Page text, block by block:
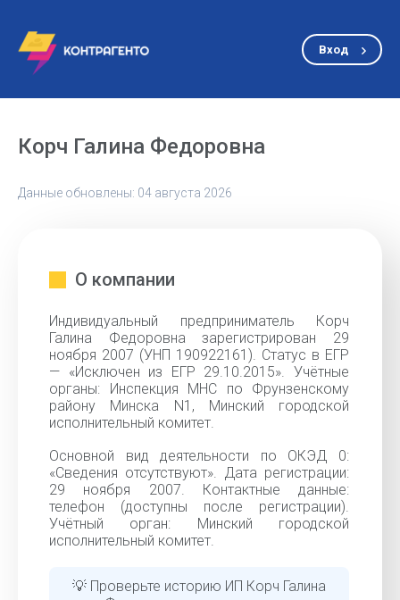
Вход
Корч Галина Федоровна
Данные обновлены: 04 августа 2026
О компании
Индивидуальный предприниматель Корч
Галина Федоровна зарегистрирован 29
ноября 2007 (УНП 190922161). Статус в ЕГР
— «Исключен из ЕГР 29.10.2015». Учётные
органы: Инспекция МНС по Фрунзенскому
району Минска N1, Минский городской
исполнительный комитет.
Основной вид деятельности по ОКЭД 0:
«Сведения отсутствуют». Дата регистрации:
29 ноября 2007. Контактные данные:
телефон (доступны после регистрации).
Учётный орган: Минский городской
исполнительный комитет.
💡 Проверьте историю ИП Корч Галина